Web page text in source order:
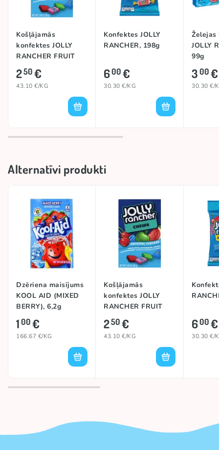
Košļājamās
konfektes JOLLY
RANCHER FRUIT
CHEWS
(ORIGINAL), 58g
250€
43.10 €/KG
Konfektes JOLLY
RANCHER, 198g
600€
30.30 €/KG
Želejas
JOLLY
99g
300€
30.30 €/
Alternatīvi produkti
Dzēriena maisījums
KOOL AID (MIXED
BERRY), 6,2g
100€
166.67 €/KG
Košļājamās
konfektes JOLLY
RANCHER FRUIT
CHEWS (ORIGINAL),
58g
250€
43.10 €/KG
600€
30.30 €/